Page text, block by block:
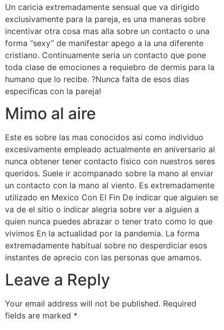
Un caricia extremadamente sensual que va dirigido
exclusivamente para la pareja, es una maneras sobre
incentivar otra cosa mas alla sobre un contacto o una
forma “sexy” de manifestar apego a la una diferente
cristiano. Continuamente seri­a un contacto que pone
toda clase de emociones a requiebro de dermis para la
humano que lo recibe. ?Nunca falta de esos dias
especificas con la pareja!
Mimo al aire
Este es sobre las mas conocidos asi­ como individuo
excesivamente empleado actualmente en aniversario al
nunca obtener tener contacto fisico con nuestros seres
queridos. Suele ir acompanado sobre la mano al enviar
un contacto con la mano al viento. Es extremadamente
utilizado en Mexico Con El Fin De indicar que alguien se
va de el sitio o indicar alegria sobre ver a alguien a
quien nunca puedes abrazar o tener trato como lo que
vivimos En la actualidad por la pandemia. La forma
extremadamente habitual sobre no desperdiciar esos
instantes de aprecio con las personas que amamos.
Leave a Reply
Your email address will not be published. Required
fields are marked *